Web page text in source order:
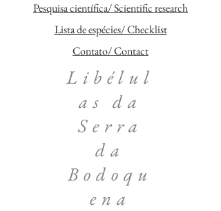
Pesquisa científica/ Scientific research
Lista de espécies/ Checklist
Contato/ Contact
Libélul
as da
Serra
da
Bodoqu
ena